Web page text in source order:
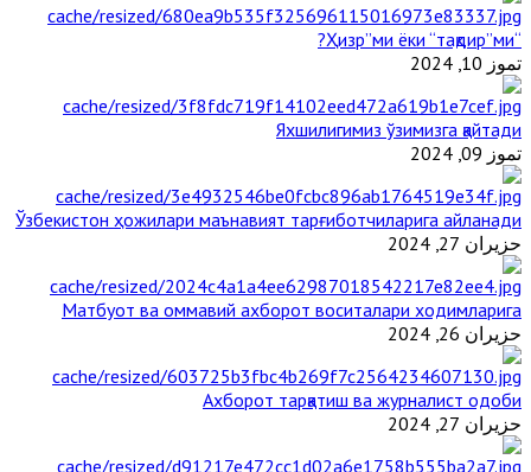
“Ҳизр”ми ёки “тақдир”ми?
تموز 10, 2024
Яхшилигимиз ўзимизга қайтади
تموز 09, 2024
Ўзбекистон ҳожилари маънавият тарғиботчиларига айланади
حزيران 27, 2024
Матбуот ва оммавий ахборот воситалари ходимларига
حزيران 26, 2024
Ахборот тарқатиш ва журналист одоби
حزيران 27, 2024